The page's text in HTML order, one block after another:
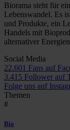
Biorama steht für
Lebenswandel. Es
und Produkte, ein
Handels mit
alternativer
Social Media
22.601 Fans auf
3.415 Follower auf
Folge uns auf
Themen
#
Bio